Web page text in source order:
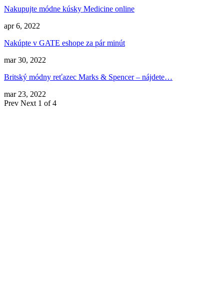
Nakupujte módne kúsky Medicine online
apr 6, 2022
Nakúpte v GATE eshope za pár minút
mar 30, 2022
Britský módny reťazec Marks & Spencer – nájdete…
mar 23, 2022
Prev Next 1 of 4